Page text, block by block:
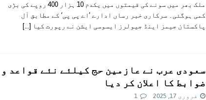
ملک بھر میں سونے کی قیمتوں میں یکدم 10 ہزار 400 روپے کی بڑی
کمی ہوگئی۔ سرکاری خبر رساں ادارے ’اے پی پی‘ کے مطابق آل
پاکستان جیمز اینڈ جیولرز ایسوسی ایشن نے رپورت کیا […]
سعودی عرب نے عازمین حج کیلئے نئے قواعد و
ضوابط کا اعلان کر دیا
فروری 17, 2025 1